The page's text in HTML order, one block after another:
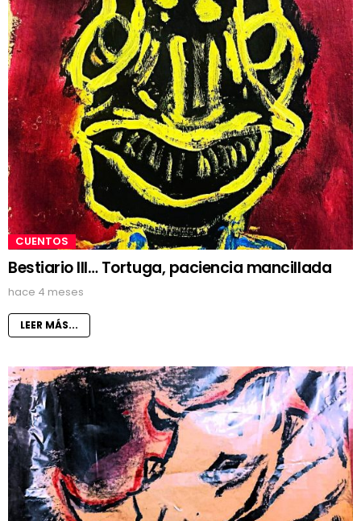
CUENTOS
Bestiario III… Tortuga, paciencia mancillada
hace 4 meses
LEER MÁS...